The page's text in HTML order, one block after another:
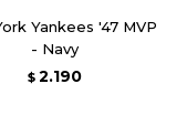
Yankees '47 MVP
- Navy
$ 2.190